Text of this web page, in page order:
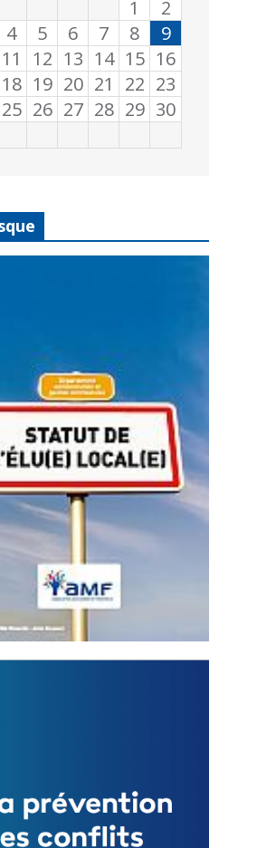
1
2
4 5 6 7 8
9
11 12 13 14 15 16
18 19 20 21 22 23
25 26 27 28 29 30
l’élu local
avril 2024